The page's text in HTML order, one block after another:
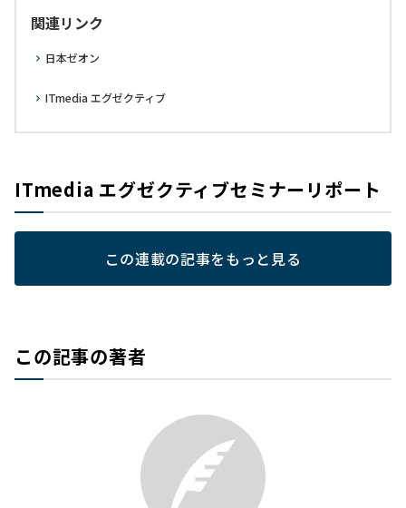
関連リンク
日本ゼオン
ITmedia エグゼクティブ
ITmedia エグゼクティブセミナーリポート
この連載の記事をもっと見る
この記事の著者